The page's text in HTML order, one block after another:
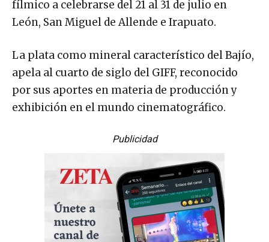
fílmico a celebrarse del 21 al 31 de julio en
León, San Miguel de Allende e Irapuato.
La plata como mineral característico del Bajío,
apela al cuarto de siglo del GIFF, reconocido
por sus aportes en materia de producción y
exhibición en el mundo cinematográfico.
Publicidad